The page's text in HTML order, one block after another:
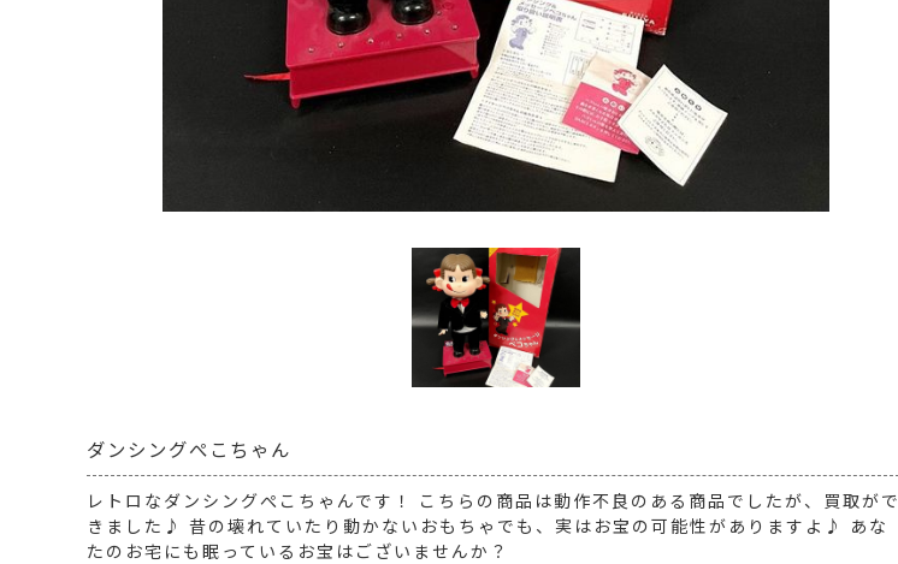
ダンシングぺこちゃん
レトロなダンシングぺこちゃんです！ こちらの商品は動作不良のある商品でしたが、買取がで
きました♪ 昔の壊れていたり動かないおもちゃでも、実はお宝の可能性がありますよ♪ あな
たのお宅にも眠っているお宝はございませんか？